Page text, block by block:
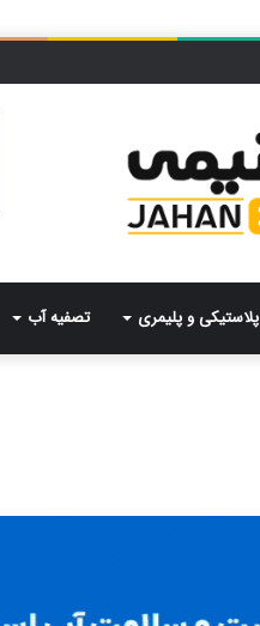
پلاستیکی و پلیمری تصفیه آب